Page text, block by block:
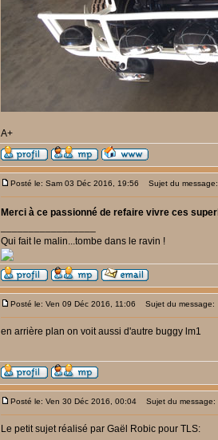
A+
Posté le: Sam 03 Déc 2016, 19:56 Sujet du message:
Merci à ce passionné de refaire vivre ces
Qui fait le malin...tombe dans le ravin !
Posté le: Ven 09 Déc 2016, 11:06 Sujet du message:
en arrière plan on voit aussi d'autre buggy lm1
Posté le: Ven 30 Déc 2016, 00:04 Sujet du message:
Le petit sujet réalisé par Gaël Robic pour TLS: